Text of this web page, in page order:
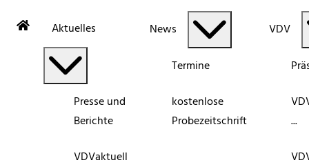
Aktuelles
Presse und
Berichte
VDVaktuell
News
Termine
kostenlose
Probezeitschrift
VDV
...